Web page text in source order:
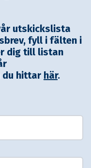
utskickslista
fyll i fälten i
dig till listan
du hittar här.